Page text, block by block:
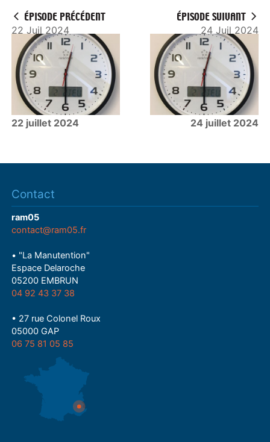
ÉPISODE PRÉCÉDENT
22 Juil 2024
22 juillet 2024
ÉPISODE SUIVANT
24 Juil 2024
24 juillet 2024
Contact
ram05
contact@ram05.fr
• "La Manutention"
Espace Delaroche
05200 EMBRUN
04 92 43 37 38
• 27 rue Colonel Roux
05000 GAP
06 75 81 05 85